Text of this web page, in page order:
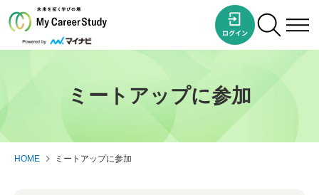
ミートアップに参加
HOME ミートアップに参加